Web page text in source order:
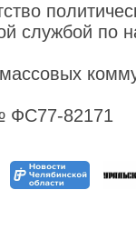
службой по
ФС77-82171